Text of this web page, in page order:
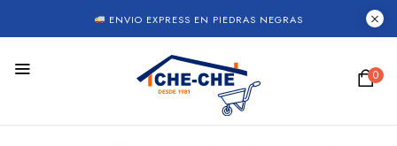
ENVIO EXPRESS EN PIEDRAS NEGRAS
0